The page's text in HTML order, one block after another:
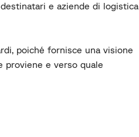
e aziende di logistica
poiché fornisce una visione
proviene e verso quale